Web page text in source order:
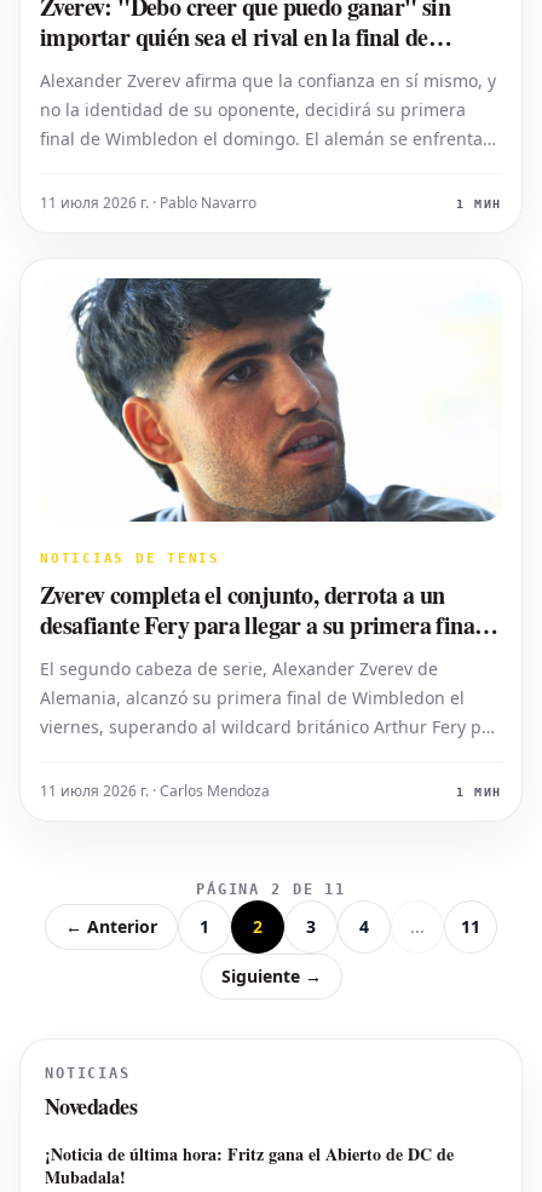
Zverev: "Debo creer que puedo ganar" sin
importar quién sea el rival en la final de
Wimbledon
Alexander Zverev afirma que la confianza en sí mismo, y
no la identidad de su oponente, decidirá su primera
final de Wimbledon el domingo. El alemán se enfrentará
campeón, Novak Djokovic, pero insistió tras su victoria
11 июля 2026 г. · Pablo Navarro 1 МИН
NOTICIAS DE TENIS
Zverev completa el conjunto, derrota a un
desafiante Fery para llegar a su primera final
de Wimbledon
El segundo cabeza de serie, Alexander Zverev de
Alemania, alcanzó su primera final de Wimbledon el
viernes, superando al wildcard británico Arthur Fery por
masculinos del torneo. El resultado completa el
11 июля 2026 г. · Carlos Mendoza 1 МИН
PÁGINA 2 DE 11
← Anterior 1 2 3 4 ... 11
Siguiente →
NOTICIAS
Novedades
¡Noticia de última hora: Fritz gana el Abierto de DC de
Mubadala!